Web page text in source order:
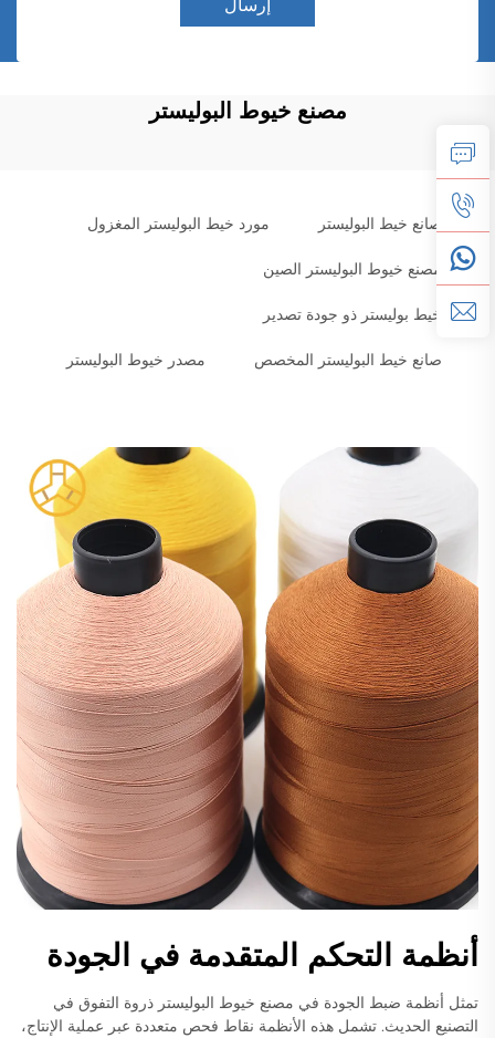
إرسال
مصنع خيوط البوليستر
صانع خيط البوليستر مورد خيط البوليستر المغزول
مصنع خيوط البوليستر الصين
خيط بوليستر ذو جودة تصدير
صانع خيط البوليستر المخصص مصدر خيوط البوليستر
أنظمة التحكم المتقدمة في الجودة
تمثل أنظمة ضبط الجودة في مصنع خيوط البوليستر ذروة التفوق في
التصنيع الحديث. تشمل هذه الأنظمة نقاط فحص متعددة عبر عملية الإنتاج،